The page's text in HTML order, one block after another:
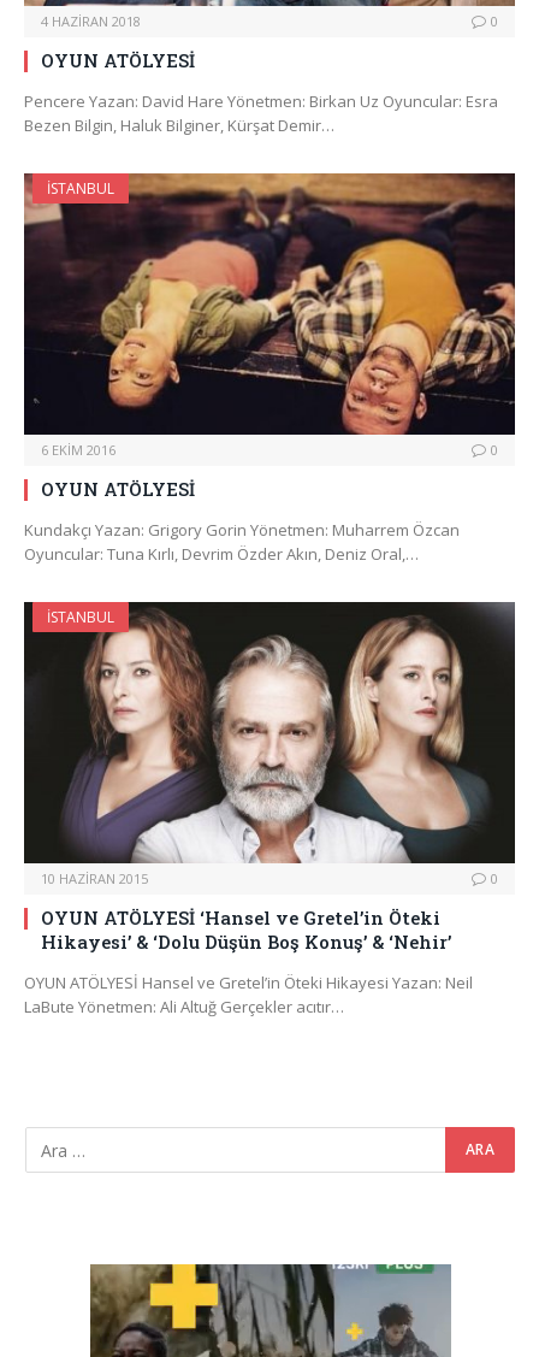
4 HAZIRAN 2018 0
OYUN ATÖLYESİ
Pencere Yazan: David Hare Yönetmen: Birkan Uz Oyuncular: Esra
Bezen Bilgin, Haluk Bilginer, Kürşat Demir…
İSTANBUL
6 EKIM 2016 0
OYUN ATÖLYESİ
Kundakçı Yazan: Grigory Gorin Yönetmen: Muharrem Özcan
Oyuncular: Tuna Kırlı, Devrim Özder Akın, Deniz Oral,…
İSTANBUL
10 HAZIRAN 2015 0
OYUN ATÖLYESİ ‘Hansel ve Gretel’in Öteki
Hikayesi’ & ‘Dolu Düşün Boş Konuş’ & ‘Nehir’
OYUN ATÖLYESİ Hansel ve Gretel’in Öteki Hikayesi Yazan: Neil
LaBute Yönetmen: Ali Altuğ Gerçekler acıtır…
Video
oynatıcı